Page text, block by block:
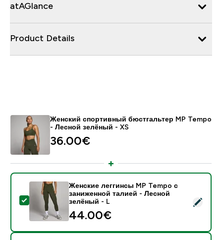
atAGlance
Product Details
Женский спортивный бюстгальтер MP Tempo
- Лесной зелёный - XS
36.00€‎
- Женские леггинсы MP Tempo с заниженной
Женские леггинсы MP Tempo с
заниженной талией - Лесной
зелёный - L
44.00€‎